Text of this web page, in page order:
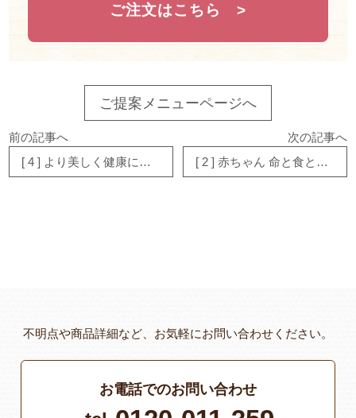
ご注文はこちら
ご提案メニューページへ
前の記事へ
[ 4 ] より美しく健康になる食事
次の記事へ
[ 2 ] 赤ちゃん 命と食との出会い
不明点や商品詳細など、お気軽にお問い合わせください。
お電話でのお問い合わせ